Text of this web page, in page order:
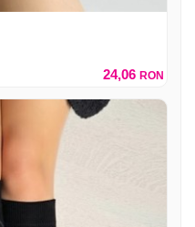
24,06 RON